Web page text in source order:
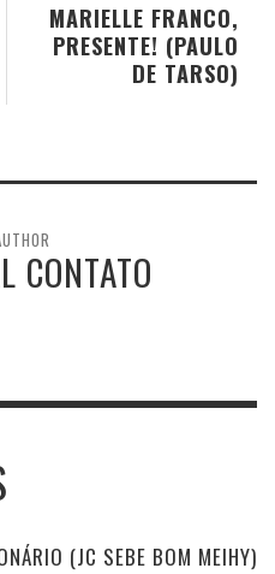
MARIELLE FRANCO,
PRESENTE! (PAULO
DE TARSO)
CONTATO
(JC SEBE BOM MEIHY)